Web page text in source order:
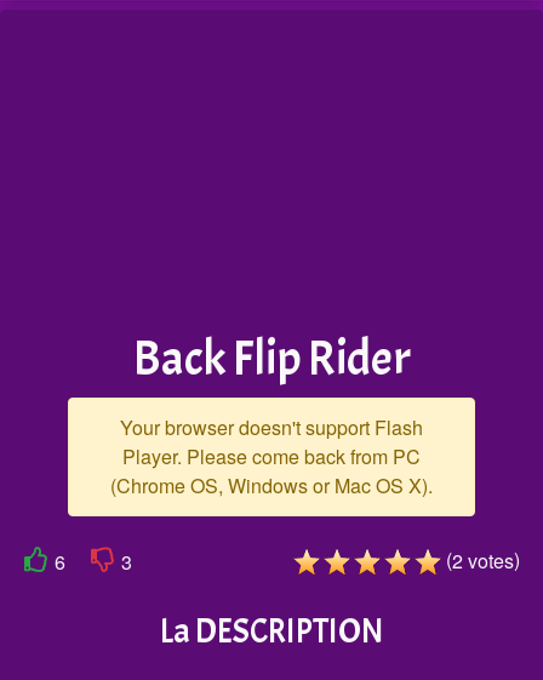
Back Flip Rider
Your browser doesn't support Flash
Player. Please come back from PC
(Chrome OS, Windows or Mac OS X).
6 3 (2votes)
La DESCRIPTION